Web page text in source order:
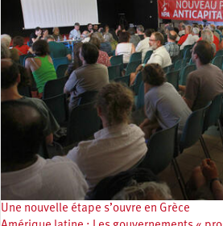
Une nouvelle étape s’ouvre en Grèce